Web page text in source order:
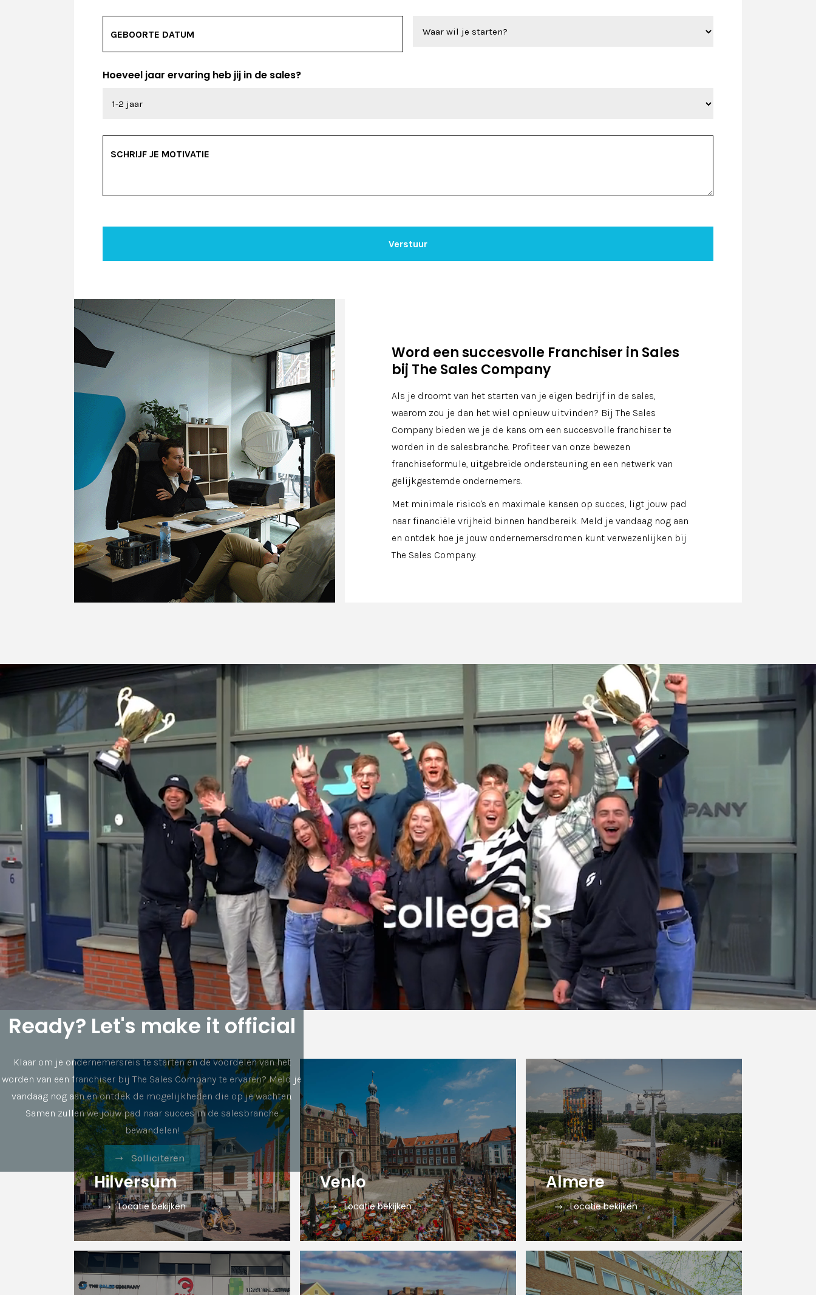
Hoeveel jaar ervaring heb jij in de sales?
Word een succesvolle Franchiser in Sales
bij The Sales Company
Als je droomt van het starten van je eigen bedrijf in de sales,
waarom zou je dan het wiel opnieuw uitvinden? Bij The Sales
Company bieden we je de kans om een succesvolle franchiser te
worden in de salesbranche. Profiteer van onze bewezen
franchiseformule, uitgebreide ondersteuning en een netwerk van
gelijkgestemde ondernemers.
Met minimale risico's en maximale kansen op succes, ligt jouw pad
naar financiële vrijheid binnen handbereik. Meld je vandaag nog aan
en ontdek hoe je jouw ondernemersdromen kunt verwezenlijken bij
The Sales Company.
Ready? Let's make it official
Klaar om je ondernemersreis te starten en de voordelen van het
worden van een franchiser bij The Sales Company te ervaren? Meld je
vandaag nog aan en ontdek de mogelijkheden die op je wachten.
Samen zullen we jouw pad naar succes in de salesbranche
bewandelen!
Solliciteren
Hilversum
Locatie bekijken
Venlo
Locatie bekijken
Almere
Locatie bekijken